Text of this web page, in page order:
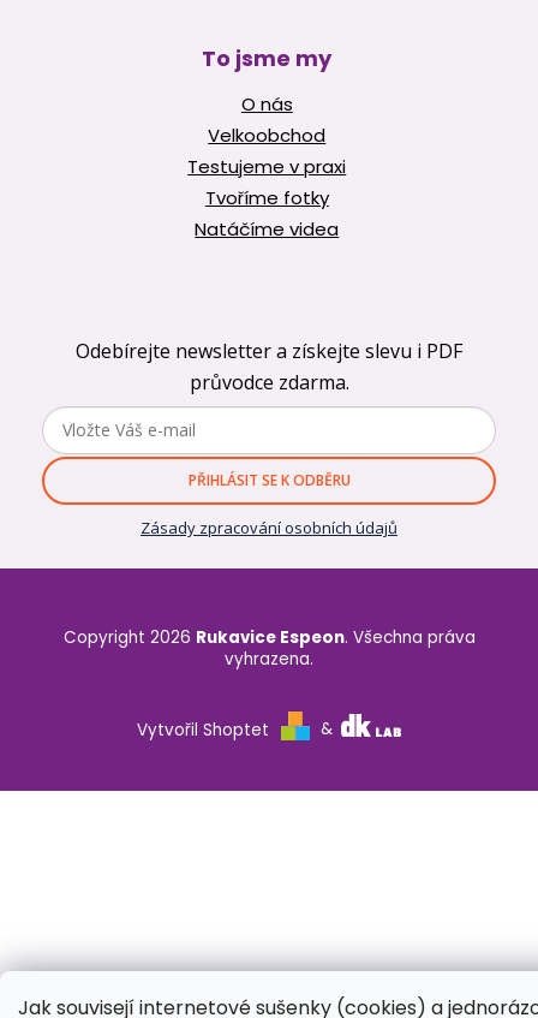
Jak souvisejí internetové sušenky (cookies) a
To jsme my
O nás
Velkoobchod
Testujeme v praxi
Tvoříme fotky
Natáčíme videa
Odebírejte newsletter a získejte slevu i PDF
průvodce zdarma.
PŘIHLÁSIT SE K ODBĚRU
Zásady zpracování osobních údajů
Vytvořil Shoptet &
Copyright 2026 Rukavice Espeon. Všechna práva
vyhrazena.